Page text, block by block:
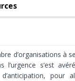
d’organisations à
s’est
pour